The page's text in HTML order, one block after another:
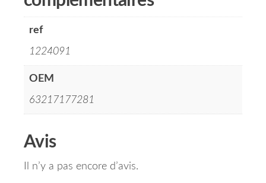
ref
1224091
OEM
63217177281
Avis
Il n’y a pas encore d’avis.